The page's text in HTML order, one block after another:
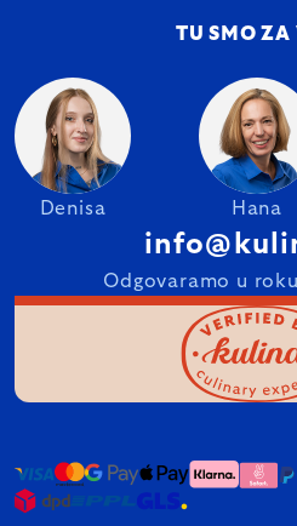
TU SMO ZA
Denisa Hana
Odgovaramo u